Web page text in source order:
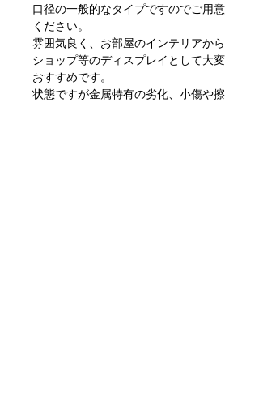
口径の一般的なタイプですのでご用意
ください。
雰囲気良く、お部屋のインテリアから
ショップ等のディスプレイとして大変
おすすめです。
状態ですが金属特有の劣化、小傷や擦